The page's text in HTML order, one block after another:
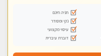
חניה חינם
נקי ומסודר
עיסוי מקצועי
דוברת עיברית